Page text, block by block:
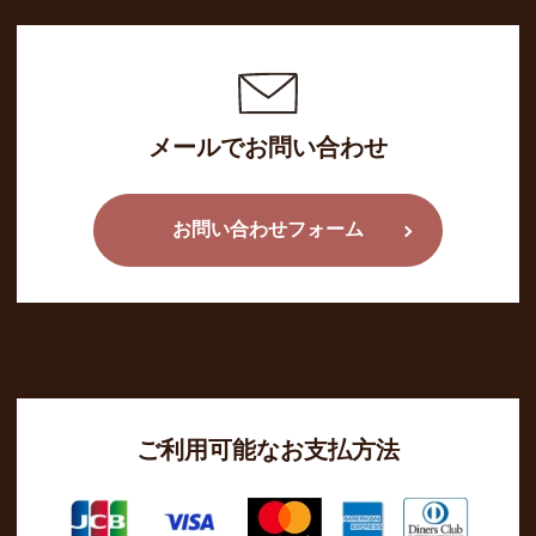
メールでお問い合わせ
お問い合わせフォーム
ご利用可能なお支払方法